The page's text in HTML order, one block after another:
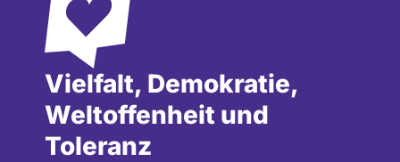
Vielfalt, Demokratie,
Weltoffenheit und
Toleranz